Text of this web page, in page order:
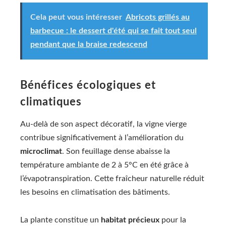
Cela peut vous intéresser Abricots grillés au
barbecue : le dessert d'été qui se fait tout seul
pendant que la braise redescend
Bénéfices écologiques et
climatiques
Au-delà de son aspect décoratif, la vigne vierge
contribue significativement à l’amélioration du
microclimat. Son feuillage dense abaisse la
température ambiante de 2 à 5°C en été grâce à
l’évapotranspiration. Cette fraîcheur naturelle réduit
les besoins en climatisation des bâtiments.
La plante constitue un habitat précieux pour la